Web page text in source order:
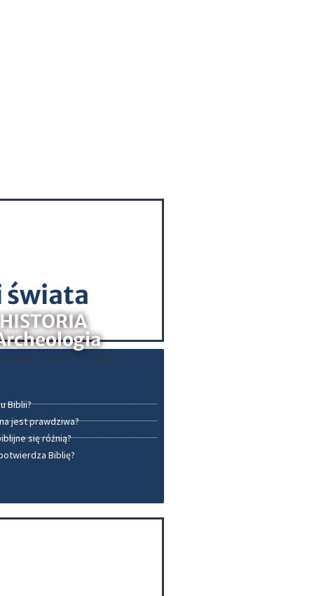
świata
Biblii?
jest prawdziwa?
się różnią?
Biblię?